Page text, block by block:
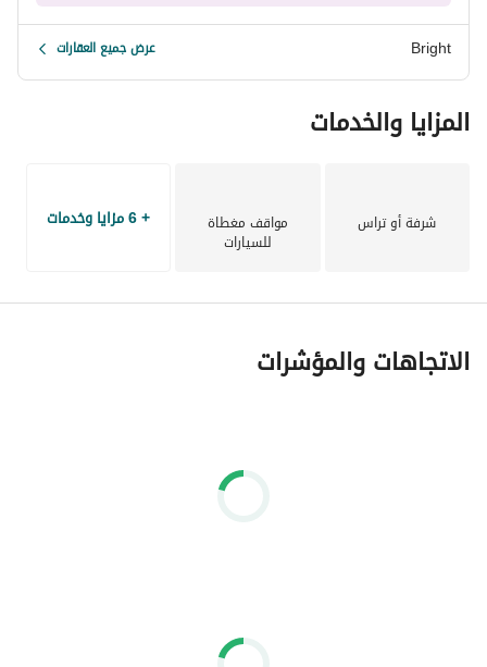
وResale.
Bright عرض جميع العقارات
المزايا والخدمات
شرفة أو تراس مواقف مغطاة
للسيارات
+ 6 مزايا وخدمات
الاتجاهات والمؤشرات